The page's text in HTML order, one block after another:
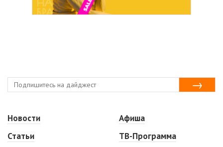
Новости
Статьи
Афиша
ТВ-Программа